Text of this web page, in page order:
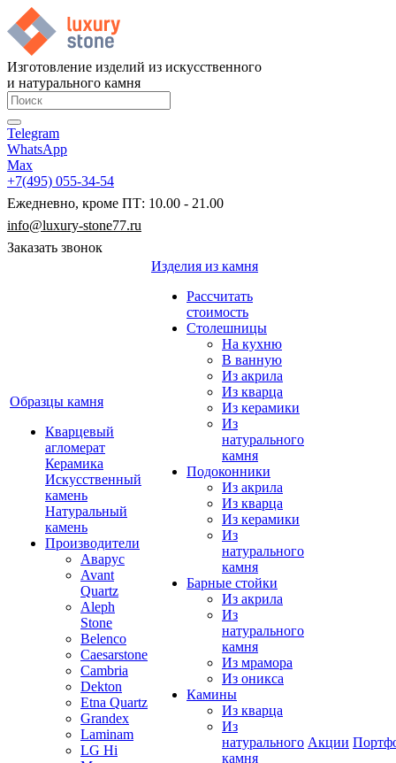
Изготовление изделий из искусственного
и натурального камня
Telegram
WhatsApp
Max
+7(495) 055-34-54
Ежедневно, кроме ПТ: 10.00 - 21.00
info@luxury-stone77.ru
Заказать звонок
Образцы камня
Кварцевый
агломерат
Керамика
Искусственный
камень
Натуральный
камень
Производители
Аварус
Avant
Quartz
Aleph
Stone
Belenco
Caesarstone
Cambria
Dekton
Etna Quartz
Grandex
Laminam
LG Hi
Изделия из камня
Рассчитать
стоимость
Столешницы
На кухню
В ванную
Из акрила
Из кварца
Из керамики
Из
натурального
камня
Подоконники
Из акрила
Из кварца
Из керамики
Из
натурального
камня
Барные стойки
Из акрила
Из
натурального
камня
Из мрамора
Из оникса
Камины
Из кварца
Из
натурального
камня
Акции